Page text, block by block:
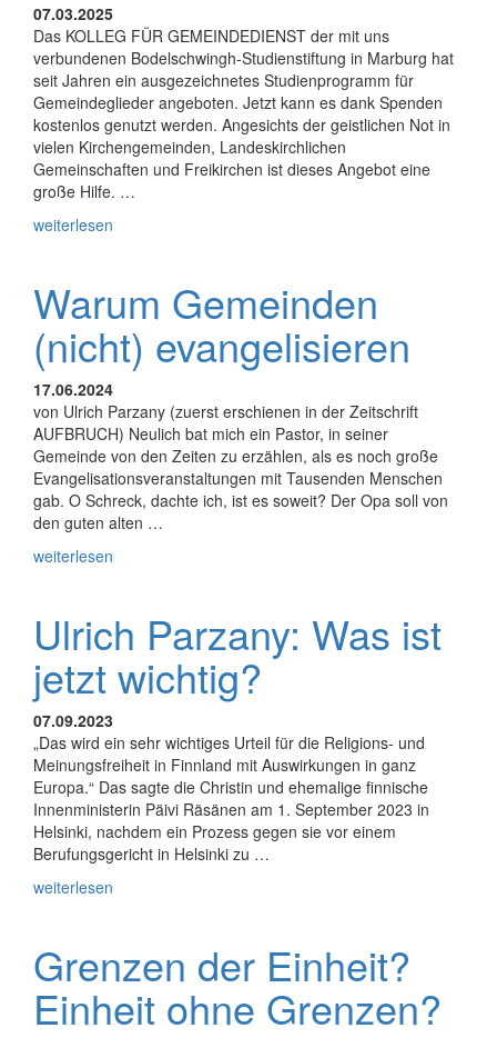
07.03.2025
Das KOLLEG FÜR GEMEINDEDIENST der mit uns
verbundenen Bodelschwingh-Studienstiftung in Marburg hat
seit Jahren ein ausgezeichnetes Studienprogramm für
Gemeindeglieder angeboten. Jetzt kann es dank Spenden
kostenlos genutzt werden. Angesichts der geistlichen Not in
vielen Kirchengemeinden, Landeskirchlichen
Gemeinschaften und Freikirchen ist dieses Angebot eine
große Hilfe. …
weiterlesen
Warum Gemeinden
(nicht) evangelisieren
17.06.2024
von Ulrich Parzany (zuerst erschienen in der Zeitschrift
AUFBRUCH) Neulich bat mich ein Pastor, in seiner
Gemeinde von den Zeiten zu erzählen, als es noch große
Evangelisationsveranstaltungen mit Tausenden Menschen
gab. O Schreck, dachte ich, ist es soweit? Der Opa soll von
den guten alten …
weiterlesen
Ulrich Parzany: Was ist
jetzt wichtig?
07.09.2023
„Das wird ein sehr wichtiges Urteil für die Religions- und
Meinungsfreiheit in Finnland mit Auswirkungen in ganz
Europa.“ Das sagte die Christin und ehemalige ﬁnnische
Innenministerin Päivi Räsänen am 1. September 2023 in
Helsinki, nachdem ein Prozess gegen sie vor einem
Berufungsgericht in Helsinki zu …
weiterlesen
Grenzen der Einheit?
Einheit ohne Grenzen?